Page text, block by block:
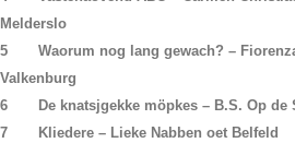
Melderslo
5 Waorum nog lang gewach? –
Valkenburg
6 De knatsjgekke möpkes – B.S. Op de
7 Kliedere – Lieke Nabben oet